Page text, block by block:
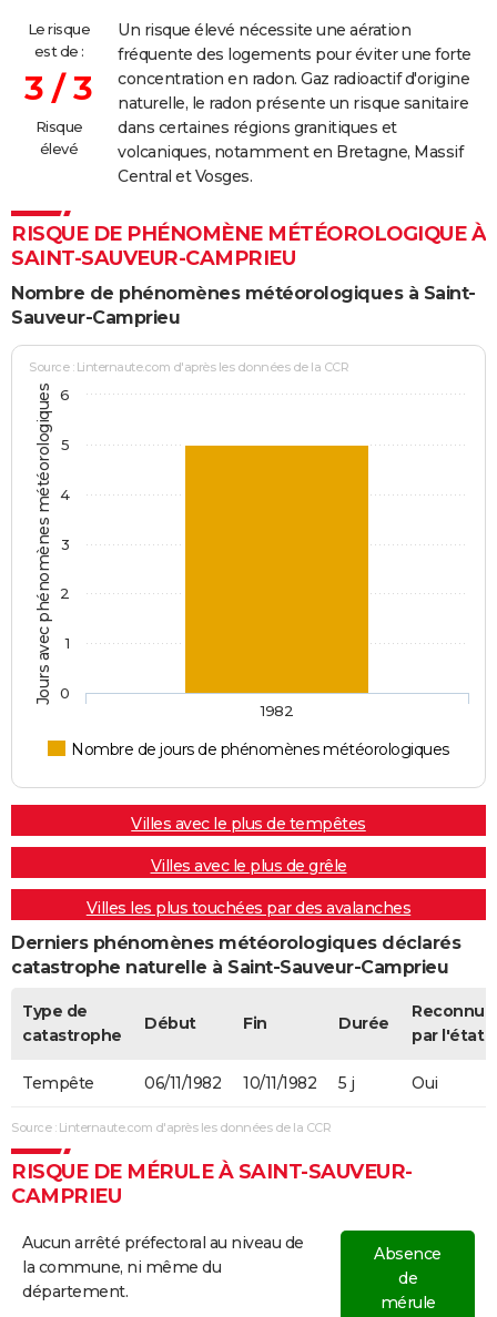
20/08/1986 70 000 0 0
28/07/1986 15 000 0 0
(travaux)
25/07/1986 15 000 0
15/09/1985 1 000
22/08/1985 1 000 0 0
21/08/1985
25/04/1981
12/09/1978
27/08/1978
27/08/1978
12/03/1978
Le risque
est de :
3 / 3
Risque
élevé
Un risque élevé nécessite une aération
fréquente des logements pour éviter une forte
concentration en radon. Gaz radioactif d'origine
naturelle, le radon présente un risque sanitaire
dans certaines régions granitiques et
volcaniques, notamment en Bretagne, Massif
Central et Vosges.
RISQUE DE PHÉNOMÈNE MÉTÉOROLOGIQUE À
SAINT-SAUVEUR-CAMPRIEU
Nombre de phénomènes météorologiques à Saint-
Sauveur-Camprieu
Jours avec phénomènes météorologiques
Source : Linternaute.com d'après les données de la CCR
Nombre de jours de phénomènes météorologiques
1982
0
1
2
3
4
5
6
Villes avec le plus de tempêtes
Villes avec le plus de grêle
Villes les plus touchées par des avalanches
Derniers phénomènes météorologiques déclarés
catastrophe naturelle à Saint-Sauveur-Camprieu
Type de
catastrophe
Début Fin Durée
Reconnue
par l'état
Tempête 06/11/1982 10/11/1982 5 j Oui
Source : Linternaute.com d'après les données de la CCR
RISQUE DE MÉRULE À SAINT-SAUVEUR-
CAMPRIEU
Aucun arrêté préfectoral au niveau de
la commune, ni même du
département.
Absence
de
mérule